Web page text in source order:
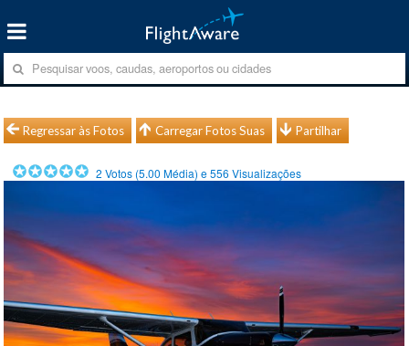
Regressar às Fotos Carregar Fotos Suas Partilhar
2 Votos (5.00 Média) e556 Visualizações